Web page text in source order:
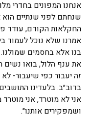
אנחנו המפונים בחדרי
שנחתם לפני שנתיים
החקלאות הקודם, עודד
אמרנו שלא נוכל לעמוד
בנו אלא בחסמים שמולנו.
את ענף הלול, בואו
זה יעבור כפי שיעבור- לא
בדוב״ב. בלעדינו
אני לא מוטרד, אני
ושמפקירים אותנו״.